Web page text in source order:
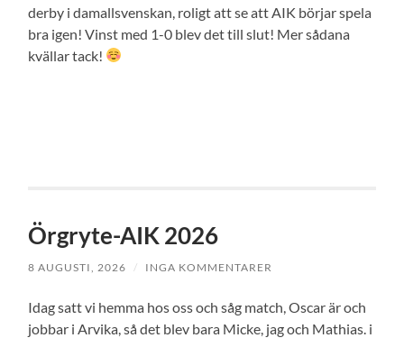
derby i damallsvenskan, roligt att se att AIK börjar spela
bra igen! Vinst med 1-0 blev det till slut! Mer sådana
kvällar tack!
Örgryte-AIK 2026
8 AUGUSTI, 2026 / INGA KOMMENTARER
Idag satt vi hemma hos oss och såg match, Oscar är och
jobbar i Arvika, så det blev bara Micke, jag och Mathias. i